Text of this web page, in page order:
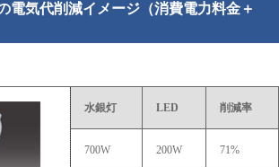
電気代削減イメージ（消費電力料金＋
水銀灯 LED 削減率
700W 200W 71%